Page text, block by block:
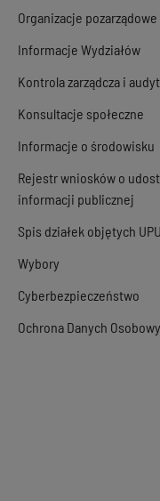
Organizacje pozarządowe
Informacje Wydziałów
Kontrola zarządcza i audyt
Konsultacje społeczne
Informacje o środowisku
Rejestr wniosków o
informacji publicznej
Spis działek objętych
Wybory
Cyberbezpieczeństwo
Ochrona Danych